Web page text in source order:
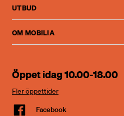
UTBUD
OM MOBILIA
Öppet idag 10.00-18.00
Fler öppettider
Facebook